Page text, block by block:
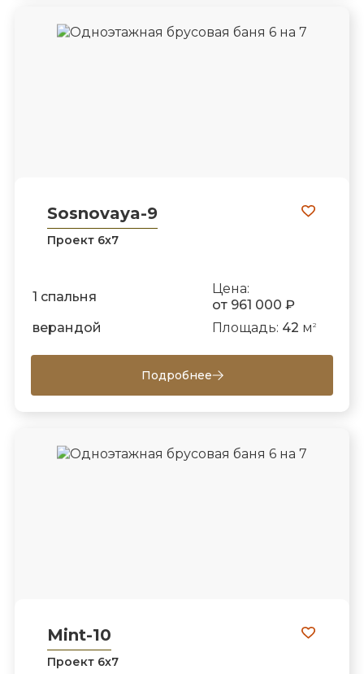
Sosnovaya-9
Проект 6х7
1 спальня
Цена:
от 961 000 ₽
верандой
Площадь: 42 м 2
Подробнее
Mint-10
Проект 6х7